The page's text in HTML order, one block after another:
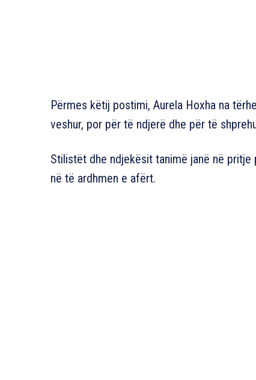
Përmes këtij postimi, Aurela Hoxha na
veshur, por për të ndjerë dhe për të
Stilistët dhe ndjekësit tanimë janë në
në të ardhmen e afërt.